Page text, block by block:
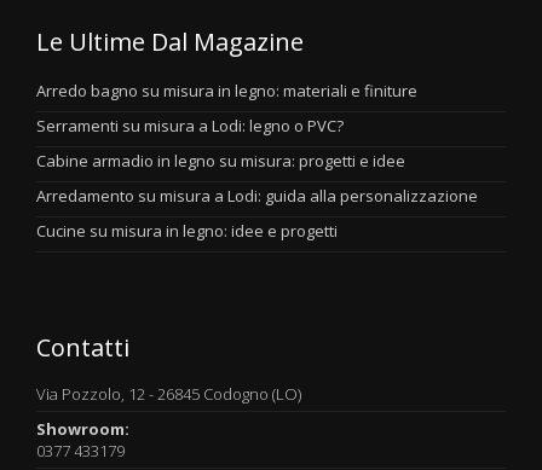
Le Ultime Dal Magazine
Arredo bagno su misura in legno: materiali e finiture
Serramenti su misura a Lodi: legno o PVC?
Cabine armadio in legno su misura: progetti e idee
Arredamento su misura a Lodi: guida alla personalizzazione
Cucine su misura in legno: idee e progetti
Contatti
Via Pozzolo, 12 - 26845 Codogno (LO)
Showroom:
0377 433179